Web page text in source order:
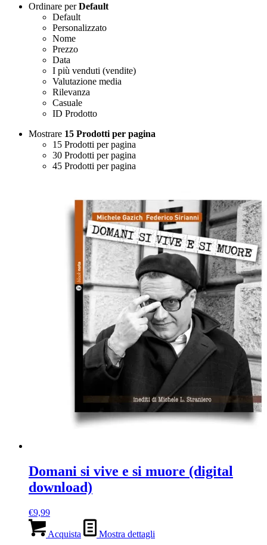
Ordinare perDefault
Default
Personalizzato
Nome
Prezzo
Data
I più venduti (vendite)
Valutazione media
Rilevanza
Casuale
ID Prodotto
Mostrare 15 Prodotti per pagina
15 Prodotti per pagina
30 Prodotti per pagina
45 Prodotti per pagina
Domani si vive e si muore (digital
download)
€9,99
Acquista Mostra dettagli